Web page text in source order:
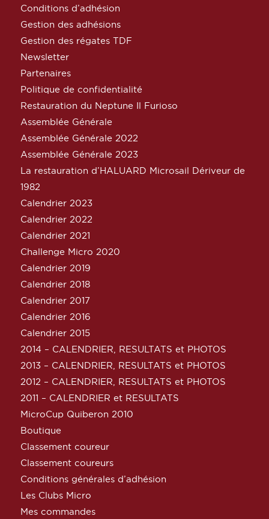
Conditions d’adhésion
Gestion des adhésions
Gestion des régates TDF
Newsletter
Partenaires
Politique de confidentialité
Restauration du Neptune Il Furioso
Assemblée Générale
Assemblée Générale 2022
Assemblée Générale 2023
La restauration d’HALUARD Microsail Dériveur de
1982
Calendrier 2023
Calendrier 2022
Calendrier 2021
Challenge Micro 2020
Calendrier 2019
Calendrier 2018
Calendrier 2017
Calendrier 2016
Calendrier 2015
2014 – CALENDRIER, RESULTATS et PHOTOS
2013 – CALENDRIER, RESULTATS et PHOTOS
2012 – CALENDRIER, RESULTATS et PHOTOS
2011 – CALENDRIER et RESULTATS
MicroCup Quiberon 2010
Boutique
Classement coureur
Classement coureurs
Conditions générales d’adhésion
Les Clubs Micro
Mes commandes